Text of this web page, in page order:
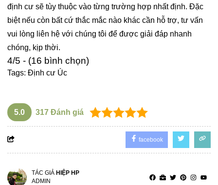
định cư sẽ tùy thuộc vào từng trường hợp nhất định. Đặc
biệt nếu còn bất cứ thắc mắc nào khác cần hỗ trợ, tư vấn
vui lòng liên hệ với chúng tôi để được giải đáp nhanh
chóng, kịp thời.
4/5 - (16 bình chọn)
Tags: Định cư Úc
5.0 317 Đánh giá
facebook
TÁC GIẢ HIỆP HP
ADMIN